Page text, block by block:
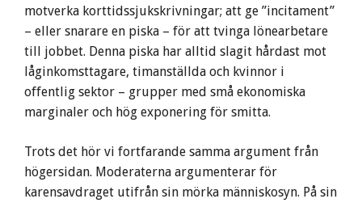
motverka korttidssjukskrivningar; att ge ”incitament”
– eller snarare en piska – för att tvinga lönearbetare
till jobbet. Denna piska har alltid slagit hårdast mot
låginkomsttagare, timanställda och kvinnor i
offentlig sektor – grupper med små ekonomiska
marginaler och hög exponering för smitta.
Trots det hör vi fortfarande samma argument från
högersidan. Moderaterna argumenterar för
karensavdraget utifrån sin mörka människosyn. På sin